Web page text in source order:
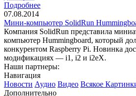
Подробнее
07.08.2014
Мини-компьютер SolidRun
Компания SolidRun представила
компьютер Hummingboard, который
конкурентом Raspberry Pi. Новинка
модификациях — i1, i2 и i2eX.
Наши партнеры:
Навигация
Новости Аудио Видео Всякое
Дополнительно